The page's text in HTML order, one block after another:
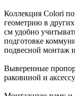
Коллекция Colori
геометрию в
см удобно
подготовке
подвесной монтаж
Выверенные
раковиной и